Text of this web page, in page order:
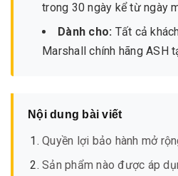
trong 30 ngày kể từ ngày
Dành cho: Tất cả
Marshall chính hãng ASH
Nội dung bài viết
Quyền lợi bảo hành mở
Sản phẩm nào được áp